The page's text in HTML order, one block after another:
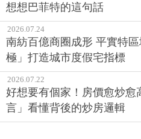
想想巴菲特的這句話
2026.07.24
南紡百億商圈成形 平實特
極」打造城市度假宅指標
2026.07.22
好想要有個家！房價愈炒愈
言」看懂背後的炒房邏輯